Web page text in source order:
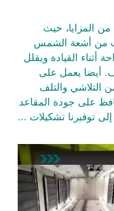
المزايا، حيث
من أشعة الشمس
أثناء القيادة ويقلل
أيضا يعمل على
التلاشي والتلف
على جودة المقاعد
إلى توفيرنا تشكيلات ...